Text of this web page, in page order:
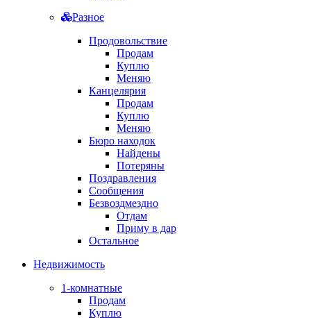
Разное
Продовольствие
Продам
Куплю
Меняю
Канцелярия
Продам
Куплю
Меняю
Бюро находок
Найдены
Потеряны
Поздравления
Сообщения
Безвоздмездно
Отдам
Приму в дар
Остальное
Недвижимость
1-комнатные
Продам
Куплю